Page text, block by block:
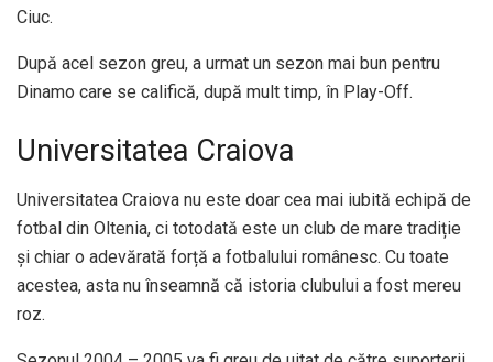
Ciuc.
După acel sezon greu, a urmat un sezon mai bun pentru
Dinamo care se califică, după mult timp, în Play-Off.
Universitatea Craiova
Universitatea Craiova nu este doar cea mai iubită echipă de
fotbal din Oltenia, ci totodată este un club de mare tradiție
și chiar o adevărată forță a fotbalului românesc. Cu toate
acestea, asta nu înseamnă că istoria clubului a fost mereu
roz.